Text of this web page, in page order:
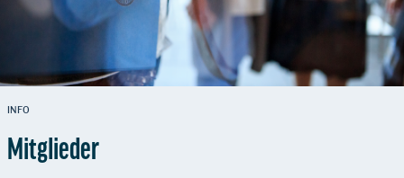
INFO
Mitglieder